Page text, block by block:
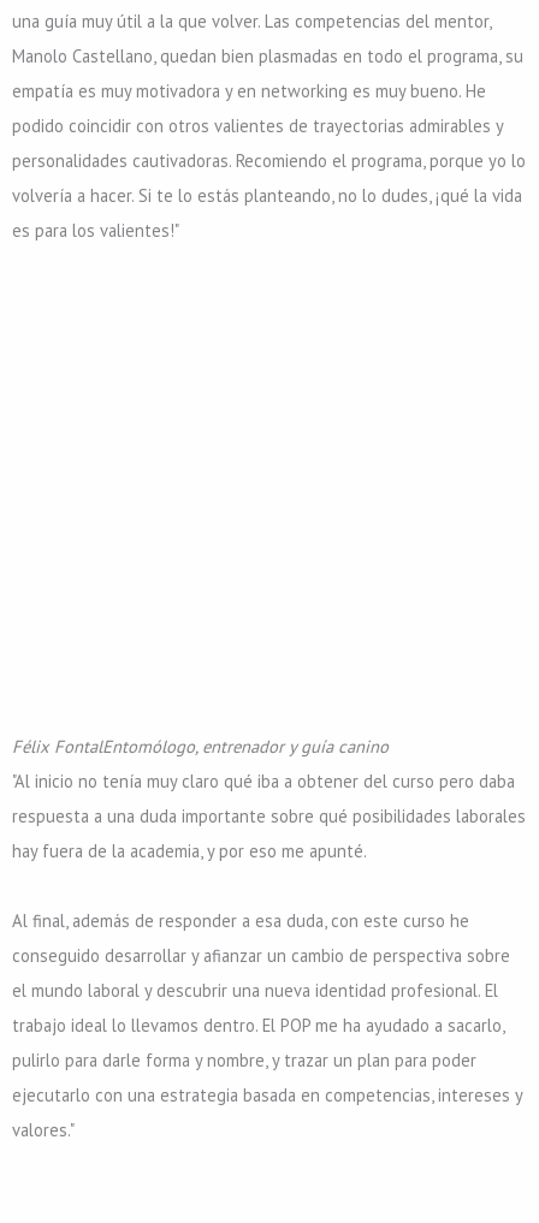
una guía muy útil a la que volver. Las competencias del mentor,
Manolo Castellano, quedan bien plasmadas en todo el programa, su
empatía es muy motivadora y en networking es muy bueno. He
podido coincidir con otros valientes de trayectorias admirables y
personalidades cautivadoras. Recomiendo el programa, porque yo lo
volvería a hacer. Si te lo estás planteando, no lo dudes, ¡qué la vida
es para los valientes!"
Félix FontalEntomólogo, entrenador y guía canino
"Al inicio no tenía muy claro qué iba a obtener del curso pero daba
respuesta a una duda importante sobre qué posibilidades laborales
hay fuera de la academia, y por eso me apunté.
Al final, además de responder a esa duda, con este curso he
conseguido desarrollar y afianzar un cambio de perspectiva sobre
el mundo laboral y descubrir una nueva identidad profesional. El
trabajo ideal lo llevamos dentro. El POP me ha ayudado a sacarlo,
pulirlo para darle forma y nombre, y trazar un plan para poder
ejecutarlo con una estrategia basada en competencias, intereses y
valores."